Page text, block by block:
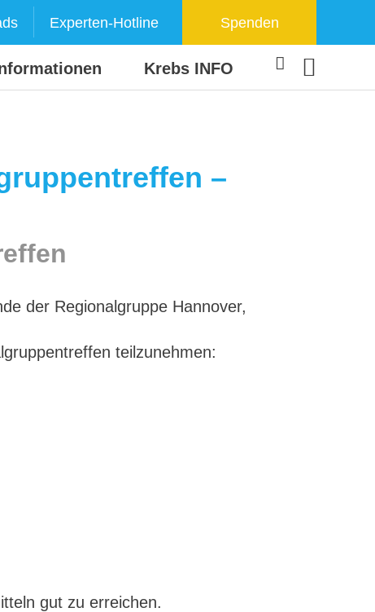
Experten-Hotline Spenden
Krebs INFO
–
der Regionalgruppe Hannover,
teilzunehmen:
gut zu erreichen.